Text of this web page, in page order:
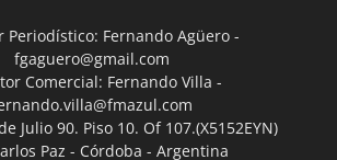
Periodístico: Fernando Agüero -
fgaguero@gmail.com
Comercial: Fernando Villa -
Julio 90. Piso 10. Of 107.(X5152EYN)
Paz - Córdoba - Argentina